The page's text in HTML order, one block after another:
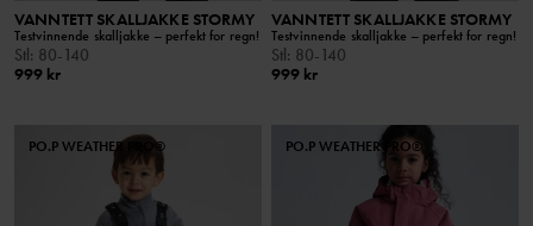
VANNTETT SKALLJAKKE STORMY
Testvinnende skalljakke – perfekt for regn!
Stl: 80-140
999 kr
VANNTETT SKALLJAKKE STORMY
Testvinnende skalljakke – perfekt for regn!
Stl: 80-140
999 kr
PO.P WEATHER PRO® PO.P WEATHER PRO®